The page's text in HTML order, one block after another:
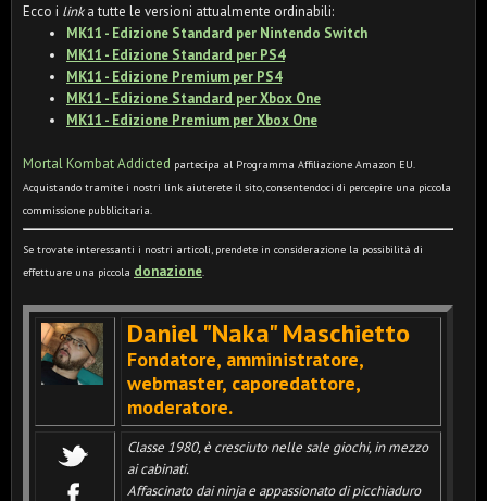
Ecco i linka tutte le versioni attualmente ordinabili:
MK11 - Edizione Standard per Nintendo Switch
MK11 - Edizione Standard per PS4
MK11 - Edizione Premium per PS4
MK11 - Edizione Standard per Xbox One
MK11 - Edizione Premium per Xbox One
Mortal Kombat Addicted partecipa al Programma Affiliazione Amazon EU.
Acquistando tramite i nostri link aiuterete il sito, consentendoci di percepire una piccola
commissione pubblicitaria.
Se trovate interessanti i nostri articoli, prendete in considerazione la possibilità di
effettuare una piccola donazione
Daniel "Naka" Maschietto
Fondatore, amministratore,
webmaster, caporedattore,
moderatore.
Classe 1980, è cresciuto nelle sale giochi, in mezzo
ai cabinati.
Affascinato dai ninja e appassionato di picchiaduro